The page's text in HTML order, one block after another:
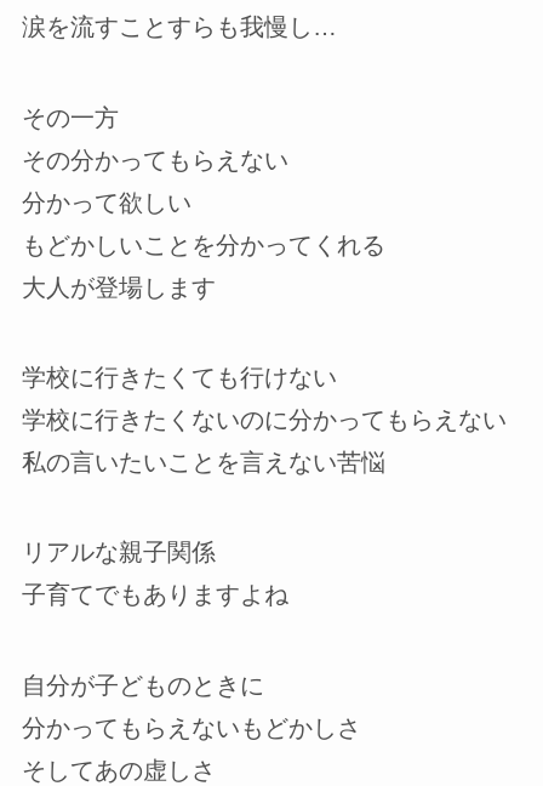
涙を流すことすらも我慢し…
その一方
その分かってもらえない
分かって欲しい
もどかしいことを分かってくれる
大人が登場します
学校に行きたくても行けない
学校に行きたくないのに分かってもらえない
私の言いたいことを言えない苦悩
リアルな親子関係
子育てでもありますよね
自分が子どものときに
分かってもらえないもどかしさ
そしてあの虚しさ